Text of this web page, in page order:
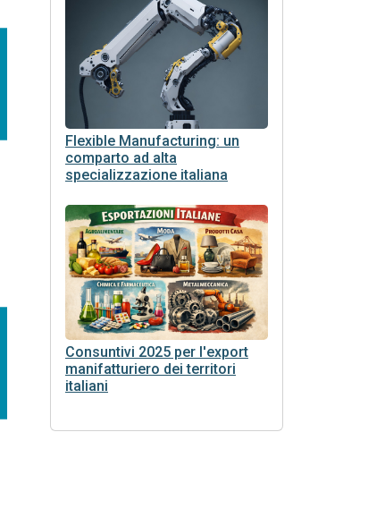
Flexible Manufacturing: un
comparto ad alta
specializzazione italiana
Consuntivi 2025 per l'export
manifatturiero dei territori
italiani